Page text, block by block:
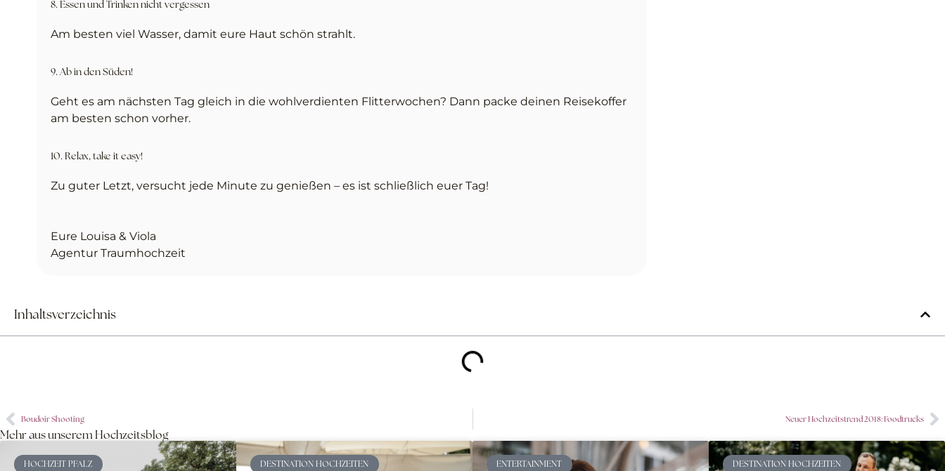
8. Essen und Trinken nicht vergessen
Am besten viel Wasser, damit eure Haut schön strahlt.
9. Ab in den Süden!
Geht es am nächsten Tag gleich in die wohlverdienten Flitterwochen? Dann packe deinen Reisekoffer
am besten schon vorher.
10. Relax, take it easy!
Zu guter Letzt, versucht jede Minute zu genießen – es ist schließlich euer Tag!
Eure Louisa & Viola
Agentur Traumhochzeit
Inhaltsverzeichnis
Boudoir Shooting Neuer Hochzeitstrend 2018: Foodtrucks
Mehr aus unserem Hochzeitsblog
HOCHZEIT PFALZ DESTINATION HOCHZEITEN ENTERTAINMENT DESTINATION HOCHZEITEN